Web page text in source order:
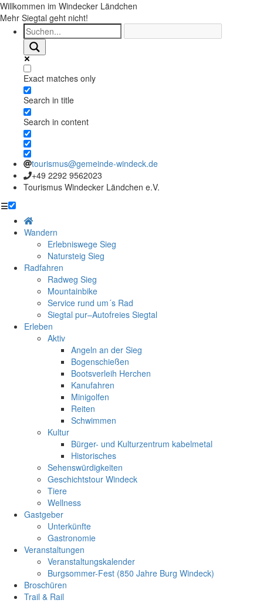
Willkommen im Windecker Ländchen
Mehr Siegtal geht nicht!
Exact matches only
Search in title
Search in content
tourismus@gemeinde-windeck.de
+49 2292 9562023
Tourismus Windecker Ländchen e.V.
☰
Wandern
Erlebniswege Sieg
Natursteig Sieg
Radfahren
Radweg Sieg
Mountainbike
Service rund um´s Rad
Siegtal pur–Autofreies Siegtal
Erleben
Aktiv
Angeln an der Sieg
Bogenschießen
Bootsverleih Herchen
Kanufahren
Minigolfen
Reiten
Schwimmen
Kultur
Bürger- und Kulturzentrum kabelmetal
Historisches
Sehenswürdigkeiten
Geschichtstour Windeck
Tiere
Wellness
Gastgeber
Unterkünfte
Gastronomie
Veranstaltungen
Veranstaltungskalender
Burgsommer-Fest (850 Jahre Burg Windeck)
Broschüren
Trail & Rail